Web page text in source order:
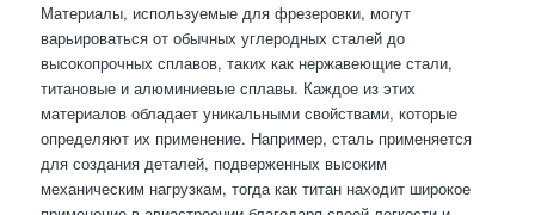
Материалы, используемые для фрезеровки, могут
варьироваться от обычных углеродных сталей до
высокопрочных сплавов, таких как нержавеющие стали,
титановые и алюминиевые сплавы. Каждое из этих
материалов обладает уникальными свойствами, которые
определяют их применение. Например, сталь применяется
для создания деталей, подверженных высоким
механическим нагрузкам, тогда как титан находит широкое